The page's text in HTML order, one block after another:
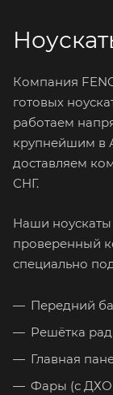
Компания
готовых
работаем
крупнейшим в
доставляем
СНГ.
Наши ноускаты
проверенный
специально
Передний
Решётка
Главная
Фары (с ДХО